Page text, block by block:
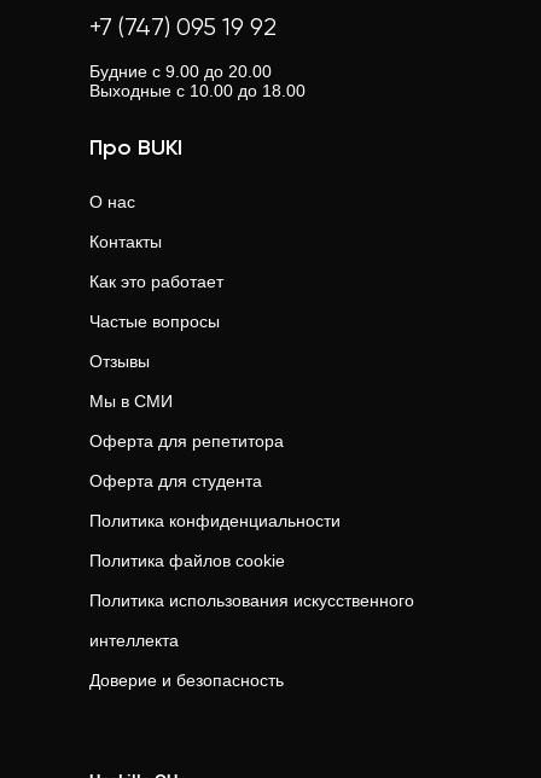
— об этом указано под кнопкой "Связаться с
к вашим целям.
предлагают гибкий график. Это особенно важно, если
+7 (747) 095 19 92
Будние с 9.00 до 20.00
Выходные с 10.00 до 18.00
Про BUKI
О нас
Контакты
Как это работает
Частые вопросы
Отзывы
Мы в СМИ
Оферта для репетитора
Оферта для студента
Политика конфиденциальности
Политика файлов cookie
Политика использования искусственного
интеллекта
Доверие и безопасность